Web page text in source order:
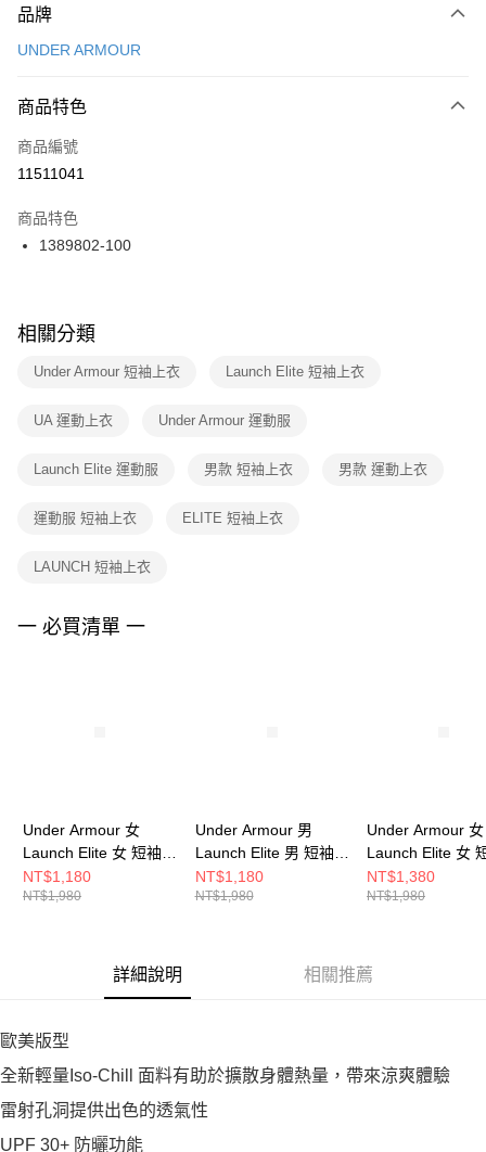
台灣樂天信用卡公司
【關於「AFTEE先享後付」】
便利好安心！
３．安心：先確認商品／服務後，再付款。
【「AFTEE先享後付」結帳流程】
１．於結帳方式選擇「AFTEE先享後付」後，將跳轉至「AFTEE先享後付」
２．訂單成立數日內，您將收到繳費通知簡訊。
３．收到繳費通知簡訊後14天內，點擊此簡訊中的連結，可透過四大超商／
ATM／網路銀行／等多元方式進行付款，方視為交易完成。
※ 交易是否成功請以「AFTEE先享後付 」之結帳頁面顯示為準，若有關於
是否繳費成功／繳費後需取消欲退款等相關疑問，請聯繫「AFTEE先享後付
客戶支援中心」https://netprotections.freshdesk.com/support/home
１．透過由恩沛科技股份有限公司提供之「AFTEE先享後付」服務完成之交
權轉讓予恩沛科技股份有限公司。
３．未成年的使用者請事先徵得法定代理人或監護人之同意方可使用
任。
請求用戶進行身份認證。
５．嚴禁一人註冊多個帳號或使用他人資訊註冊。若發現惡意使用之情形，
運送方式
每筆NT$100，滿NT$1,500(含以上)免運費
宅配
每筆NT$100，滿NT$1,500(含以上)免運費
付款後門市自取
每筆NT$100，滿NT$1,500(含以上)免運費
品牌
UNDER ARMOUR
商品特色
商品編號
11511041
商品特色
1389802-100
相關分類
Under Armour 短袖上衣 Launch Elite 短袖上衣
UA 運動上衣 Under Armour 運動服
Launch Elite 運動服 男款 短袖上衣 男款 運動上衣
運動服 短袖上衣 ELITE 短袖上衣
LAUNCH 短袖上衣
一 必買清單 一
Under Armour 女
Launch Elite 女 短袖上
衣 1389564-009
NT$1,180
NT$1,980
Under Armour 男
Launch Elite 男 短袖上
衣 1389802-452
NT$1,180
NT$1,980
Under Armour 女
Launch Elite 女
衣 1389564-100
NT$1,380
NT$1,980
詳細說明 相關推薦
歐美版型
全新輕量Iso-Chill 面料有助於擴散身體熱量，帶來涼爽體驗
雷射孔洞提供出色的透氣性
UPF 30+ 防曬功能